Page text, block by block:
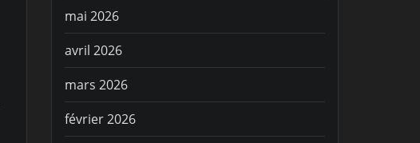
mai 2026
avril 2026
mars 2026
février 2026